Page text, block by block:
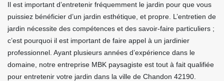
Il est important d’entretenir fréquemment le jardin pour que vous
puissiez bénéficier d’un jardin esthétique, et propre. L’entretien de
jardin nécessite des compétences et des savoir-faire particuliers ;
c’est pourquoi il est important de faire appel à un jardinier
professionnel. Ayant plusieurs années d’expérience dans le
domaine, notre entreprise MBK paysagiste est tout à fait qualifiée
pour entretenir votre jardin dans la ville de Chandon 42190.